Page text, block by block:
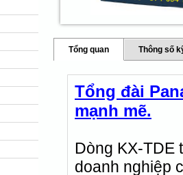
Tổng quan Thông số
Tổng đài
mạnh mẽ.
Dòng KX-TDE
doanh nghiệp